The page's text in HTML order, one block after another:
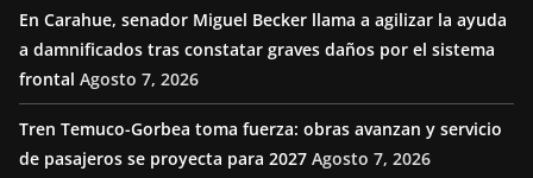
En Carahue, senador Miguel Becker llama a agilizar la ayuda
a damnificados tras constatar graves daños por el sistema
frontal Agosto 7, 2026
Tren Temuco-Gorbea toma fuerza: obras avanzan y servicio
de pasajeros se proyecta para 2027 Agosto 7, 2026